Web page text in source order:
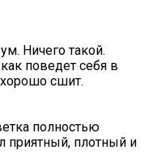
Ничего такой.
поведет себя в
сшит.
полностью
приятный, плотный и